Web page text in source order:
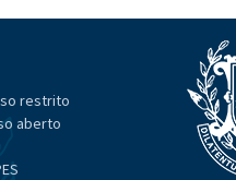
restrito
aberto